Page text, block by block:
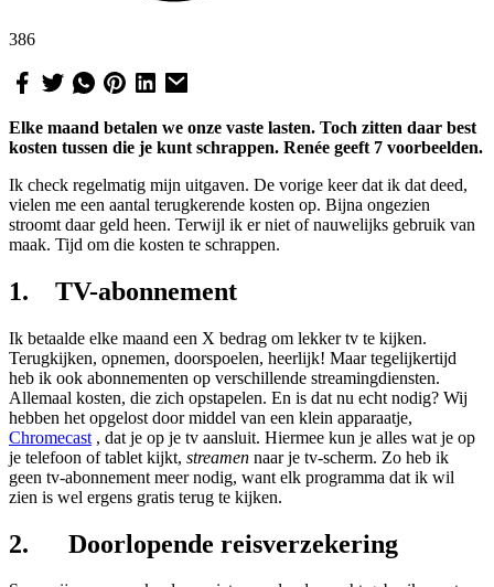
386
Elke maand betalen we onze vaste lasten. Toch zitten daar best
kosten tussen die je kunt schrappen. Renée geeft 7 voorbeelden.
Ik check regelmatig mijn uitgaven. De vorige keer dat ik dat deed,
vielen me een aantal terugkerende kosten op. Bijna ongezien
stroomt daar geld heen. Terwijl ik er niet of nauwelijks gebruik van
maak. Tijd om die kosten te schrappen.
1. TV-abonnement
Ik betaalde elke maand een X bedrag om lekker tv te kijken.
Terugkijken, opnemen, doorspoelen, heerlijk! Maar tegelijkertijd
heb ik ook abonnementen op verschillende streamingdiensten.
Allemaal kosten, die zich opstapelen. En is dat nu echt nodig? Wij
hebben het opgelost door middel van een klein apparaatje,
Chromecast , dat je op je tv aansluit. Hiermee kun je alles wat je op
je telefoon of tablet kijkt, streamen naar je tv-scherm. Zo heb ik
geen tv-abonnement meer nodig, want elk programma dat ik wil
zien is wel ergens gratis terug te kijken.
2. Doorlopende reisverzekering